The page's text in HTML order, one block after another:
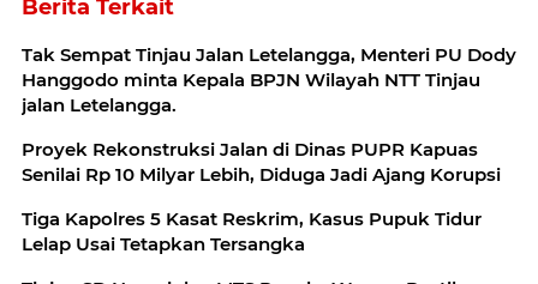
Berita Terkait
Tak Sempat Tinjau Jalan Letelangga, Menteri PU Dody
Hanggodo minta Kepala BPJN Wilayah NTT Tinjau
jalan Letelangga.
Proyek Rekonstruksi Jalan di Dinas PUPR Kapuas
Senilai Rp 10 Milyar Lebih, Diduga Jadi Ajang Korupsi
Tiga Kapolres 5 Kasat Reskrim, Kasus Pupuk Tidur
Lelap Usai Tetapkan Tersangka